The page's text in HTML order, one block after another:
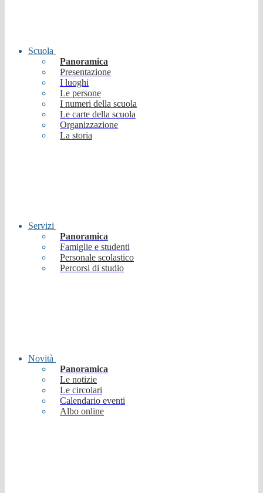
Scuola
Panoramica
Presentazione
I luoghi
Le persone
I numeri della scuola
Le carte della scuola
Organizzazione
La storia
Servizi
Panoramica
Famiglie e studenti
Personale scolastico
Percorsi di studio
Novità
Panoramica
Le notizie
Le circolari
Calendario eventi
Albo online